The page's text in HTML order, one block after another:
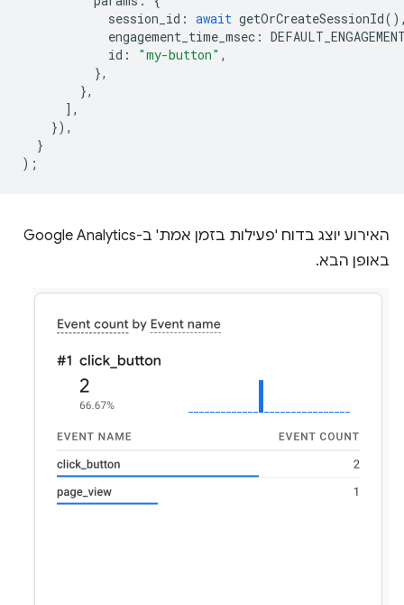
session_id : await getOrCreateSessionId
engagement_time_msec :
id : "my-button" ,
},
},
],
}),
}
);
האירוע יוצג בדוח 'פעילות בזמן אמת' ב-Google Analytics
באופן הבא.